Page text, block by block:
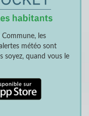
Commune, les
météo sont
soyez, quand vous le